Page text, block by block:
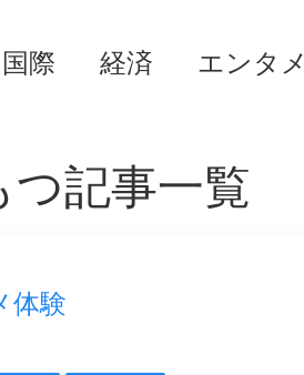
国際 経済 エンタメ
つ記事一覧
体験